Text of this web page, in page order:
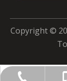
Copyright ©